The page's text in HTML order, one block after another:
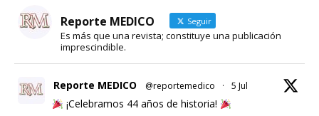
Reporte MEDICO Seguir
Es más que una revista; constituye una publicación
imprescindible.
Reporte MEDICO @reportemedico · 5 Jul
¡Celebramos 44 años de historia!